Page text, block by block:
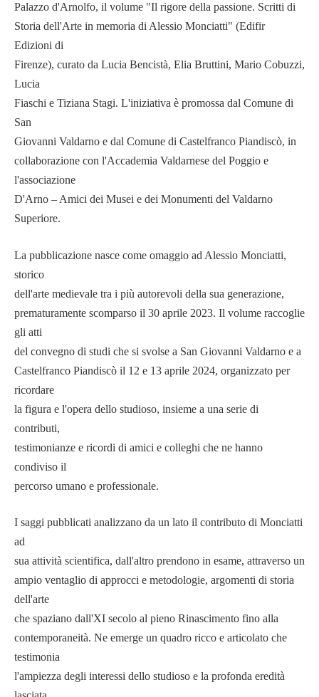
Palazzo d'Arnolfo, il volume "Il rigore della passione. Scritti di
Storia dell'Arte in memoria di Alessio Monciatti" (Edifir
Edizioni di
Firenze), curato da Lucia Bencistà, Elia Bruttini, Mario Cobuzzi,
Lucia
Fiaschi e Tiziana Stagi. L'iniziativa è promossa dal Comune di
San
Giovanni Valdarno e dal Comune di Castelfranco Piandiscò, in
collaborazione con l'Accademia Valdarnese del Poggio e
l'associazione
D'Arno – Amici dei Musei e dei Monumenti del Valdarno
Superiore.
La pubblicazione nasce come omaggio ad Alessio Monciatti,
storico
dell'arte medievale tra i più autorevoli della sua generazione,
prematuramente scomparso il 30 aprile 2023. Il volume raccoglie
gli atti
del convegno di studi che si svolse a San Giovanni Valdarno e a
Castelfranco Piandiscò il 12 e 13 aprile 2024, organizzato per
ricordare
la figura e l'opera dello studioso, insieme a una serie di
contributi,
testimonianze e ricordi di amici e colleghi che ne hanno
condiviso il
percorso umano e professionale.
I saggi pubblicati analizzano da un lato il contributo di Monciatti
ad
sua attività scientifica, dall'altro prendono in esame, attraverso un
ampio ventaglio di approcci e metodologie, argomenti di storia
dell'arte
che spaziano dall'XI secolo al pieno Rinascimento fino alla
contemporaneità. Ne emerge un quadro ricco e articolato che
testimonia
l'ampiezza degli interessi dello studioso e la profonda eredità